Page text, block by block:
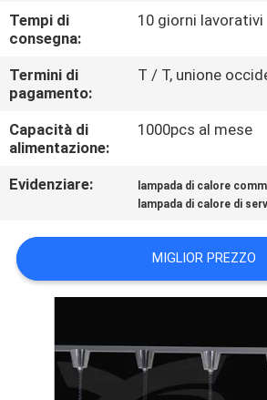
RICHIEDA
UNA
CITAZIONE
MAPPA
SITO
PRIVACY
POLICY
Tempi di
consegna:
10 giorni lavorativi
Termini di
pagamento:
T / T, unione
Capacità di
alimentazione:
1000pcs al mese
Evidenziare: lampada di calore
lampada di calore di
MIGLIOR PREZZO